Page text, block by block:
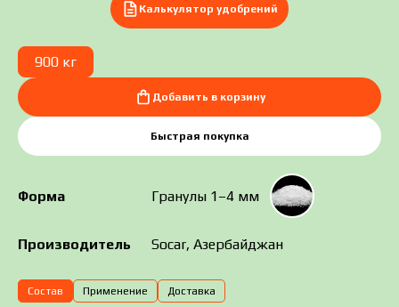
Калькулятор удобрений
900 кг
Добавить в корзину
Быстрая покупка
Форма Гранулы 1–4 мм
Производитель Socar, Азербайджан
Состав Применение Доставка